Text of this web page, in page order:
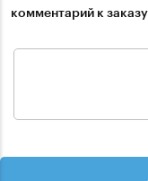
комментарий к заказу